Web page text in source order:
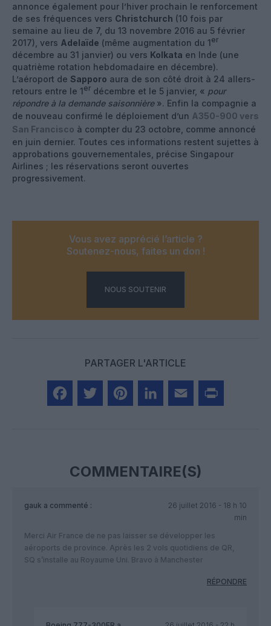
annonce également pour l’hiver prochain le renforcement
de ses fréquences vers Christchurch (10 fois par
semaine au lieu de 7, du 13 novembre 2016 au 5 février
2017), vers Adelaïde (même augmentation du 1er
décembre au 31 janvier) ou vers Kolkata en Inde (une
quatrième rotation hebdomadaire en décembre).
L’aéroport de Sapporo aura de son côté droit à 24 allers-
retours entre le 1er décembre et le 5 janvier, « pour
répondre à la demande saisonnière». Enfin la compagnie a
de nouveau confirmé le déploiement d’un A350-900 vers
San Francisco à compter du 23 octobre, comme annoncé
en juin dernier. Toutes ces informations restent sujettes à
approbations gouvernementales, précise Singapour
Airlines ; les réservations seront ouvertes
progressivement.
Vous avez apprécié l’article ?
Soutenez-nous, faites un don !
NOUS SOUTENIR
PARTAGER L'ARTICLE
COMMENTAIRE(S)
gauk a commenté :
26 juillet 2016 - 18 h 10
min
Merci Air France de ne pas laisser se développer les
aéroports de province. Après les 2 vols quotidiens de QR,
SQ s’installe au Royaume Uni. Bravo à Manchester
RÉPONDRE